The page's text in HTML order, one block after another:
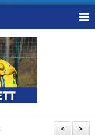
>
<